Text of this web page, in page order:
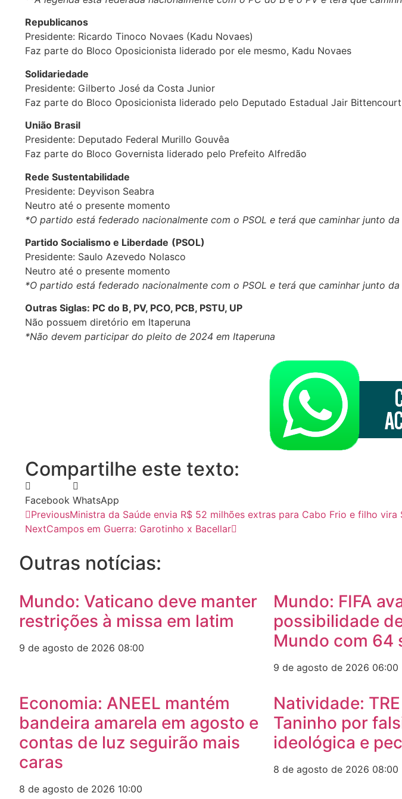
Republicanos
Presidente: Ricardo Tinoco Novaes (Kadu Novaes)
Faz parte do Bloco Oposicionista liderado por ele mesmo, Kadu Novaes
Solidariedade
Presidente: Gilberto José da Costa Junior
Faz parte do Bloco Oposicionista liderado pelo Deputado Estadual Jair Bittencourt
União Brasil
Presidente: Deputado Federal Murillo Gouvêa
Faz parte do Bloco Governista liderado pelo Prefeito Alfredão
Rede Sustentabilidade
Presidente: Deyvison Seabra
Neutro até o presente momento
*O partido está federado nacionalmente com o PSOL e terá que caminhar junto
Partido Socialismo e Liberdade (PSOL)
Presidente: Saulo Azevedo Nolasco
Neutro até o presente momento
*O partido está federado nacionalmente com o PSOL e terá que caminhar junto
Outras Siglas: PC do B, PV, PCO, PCB, PSTU, UP
Não possuem diretório em Itaperuna
*Não devem participar do pleito de 2024 em Itaperuna
Compartilhe este texto:
Facebook WhatsApp
PreviousMinistra da Saúde envia R$ 52 milhões extras para Cabo Frio e filho vira
NextCampos em Guerra: Garotinho x Bacellar
Outras notícias:
Mundo: Vaticano deve manter
restrições à missa em latim
9 de agosto de 2026 08:00
Mundo: FIFA
possibilidade
Mundo com 64
9 de agosto de 2026 06:00
Economia: ANEEL mantém
bandeira amarela em agosto e
contas de luz seguirão mais
caras
8 de agosto de 2026 10:00
Natividade:
Taninho por
ideológica e
8 de agosto de 2026 08:00